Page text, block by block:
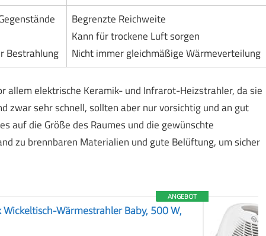
Bestrahlung
Begrenzte Reichweite
Kann für trockene Luft sorgen
Nicht immer gleichmäßige Wärmeverteilung
allem elektrische Keramik- und Infrarot-Heizstrahler, da sie
zwar sehr schnell, sollten aber nur vorsichtig und an gut
auf die Größe des Raumes und die gewünschte
zu brennbaren Materialien und gute Belüftung, um sicher
ANGEBOT
Wickeltisch-Wärmestrahler Baby, 500 W,